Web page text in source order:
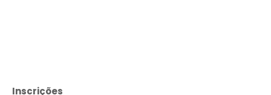
Inscrições